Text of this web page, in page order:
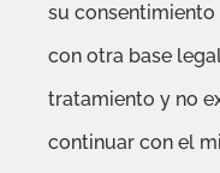
su
con otra base
tratamiento y no
continuar con el